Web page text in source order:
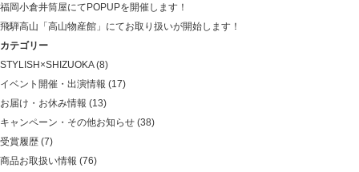
福岡小倉井筒屋にてPOPUPを開催します！
飛騨高山「高山物産館」にてお取り扱いが開始します！
カテゴリー
STYLISH×SHIZUOKA(8)
イベント開催・出演情報 (17)
お届け・お休み情報 (13)
キャンペーン・その他お知らせ (38)
受賞履歴 (7)
商品お取扱い情報 (76)